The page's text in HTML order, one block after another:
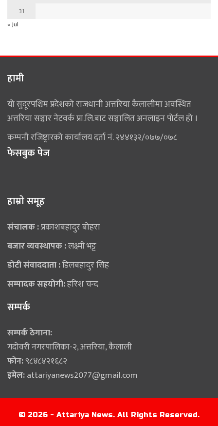
31
« Jul
हामी
यो सुदूरपश्चिम प्रदेशको राजधानी अत्तरिया कैलालीमा अवस्थित
अत्तरिया सञ्चार नेटवर्क प्रा.लि.बाट सञ्चालित अनलाइन पोर्टल हो ।
कम्पनी रजिष्ट्रारको कार्यालय दर्ता नं. २४४१३२/०७७/०७८
फेसबुक पेज
हाम्राे समूह
संचालक :प्रकाशबहादुर बोहरा
बजार व्यवस्थापक :लक्ष्मी भट्ट
डोटी संवाददाता :डिलबहादुर सिंह
सम्पादक सहयोगी:हरिश चन्द
सम्पर्क
सम्पर्क ठेगाना:
गदोवरी नगरपालिका-२, अत्तरिया, कैलाली
फोन:९८४८४२१६८२
इमेल:attariyanews2077@gmail.com
© 2026 - Attariya News. All Rights Reserved.